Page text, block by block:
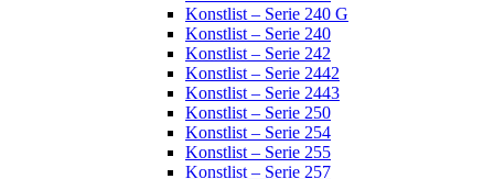
Konstlist – Serie 240 G
Konstlist – Serie 240
Konstlist – Serie 242
Konstlist – Serie 2442
Konstlist – Serie 2443
Konstlist – Serie 250
Konstlist – Serie 254
Konstlist – Serie 255
Konstlist – Serie 257